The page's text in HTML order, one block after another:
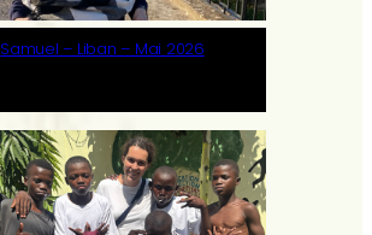
Samuel – Liban – Mai 2026